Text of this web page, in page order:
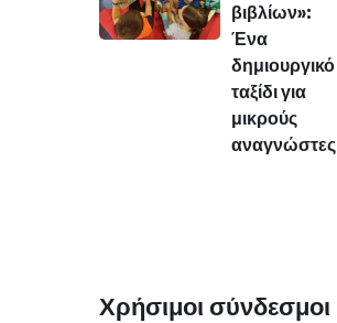
βιβλίων»:
Ένα
δημιουργικό
ταξίδι για
μικρούς
αναγνώστες
Χρήσιμοι σύνδεσμοι